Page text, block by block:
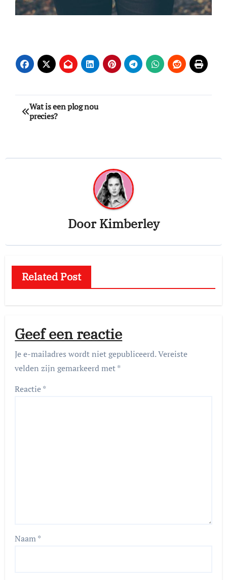
Bericht
navigatie
Wat is een plog nou
precies?
DoorKimberley
Related Post
Geef een reactie
Je e-mailadres wordt niet gepubliceerd.Vereiste
velden zijn gemarkeerd met*
Reactie*
Naam*